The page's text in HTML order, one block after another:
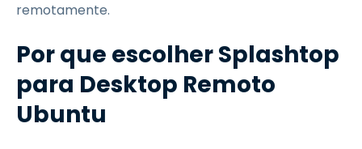
remotamente.
Por que escolher Splashtop
para Desktop Remoto
Ubuntu